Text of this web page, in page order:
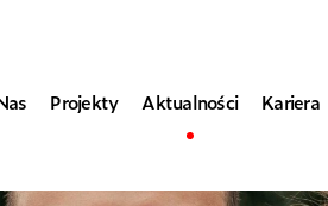
Projekty Aktualności Kariera